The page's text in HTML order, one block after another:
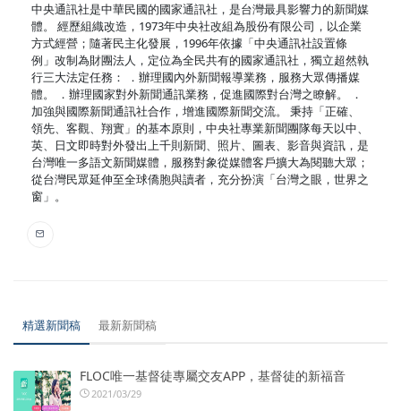
中央通訊社是中華民國的國家通訊社，是台灣最具影響力的新聞媒
體。 經歷組織改造，1973年中央社改組為股份有限公司，以企業
方式經營；隨著民主化發展，1996年依據「中央通訊社設置條
例」改制為財團法人，定位為全民共有的國家通訊社，獨立超然執
行三大法定任務： ．辦理國內外新聞報導業務，服務大眾傳播媒
體。 ．辦理國家對外新聞通訊業務，促進國際對台灣之瞭解。 ．
加強與國際新聞通訊社合作，增進國際新聞交流。 秉持「正確、
領先、客觀、翔實」的基本原則，中央社專業新聞團隊每天以中、
英、日文即時對外發出上千則新聞、照片、圖表、影音與資訊，是
台灣唯一多語文新聞媒體，服務對象從媒體客戶擴大為閱聽大眾；
從台灣民眾延伸至全球僑胞與讀者，充分扮演「台灣之眼，世界之
窗」。
精選新聞稿 最新新聞稿
FLOC唯一基督徒專屬交友APP，基督徒的新福音
2021/03/29